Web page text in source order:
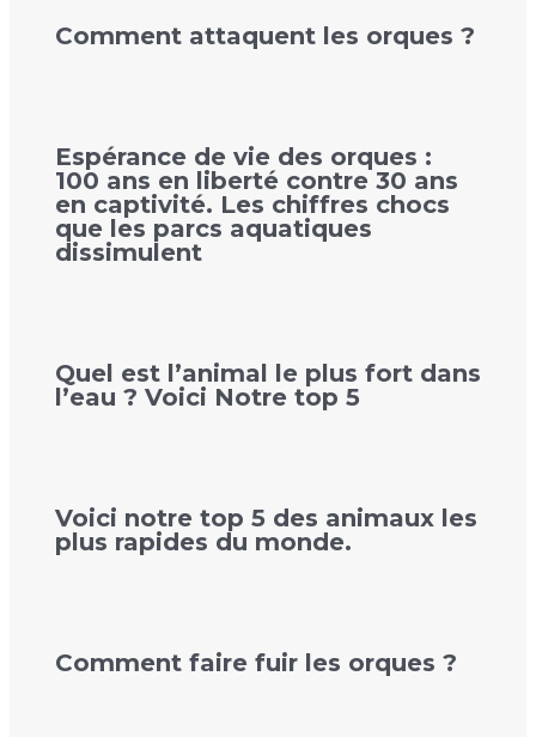
Comment attaquent les orques ?
Espérance de vie des orques :
100 ans en liberté contre 30 ans
en captivité. Les chiffres chocs
que les parcs aquatiques
dissimulent
Quel est l’animal le plus fort dans
l’eau ? Voici Notre top 5
Voici notre top 5 des animaux les
plus rapides du monde.
Comment faire fuir les orques ?